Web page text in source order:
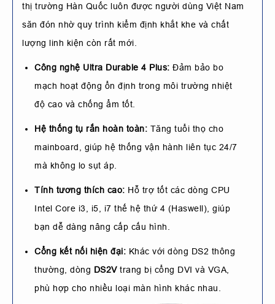
thị trường Hàn Quốc luôn được người dùng Việt Nam
săn đón nhờ quy trình kiểm định khắt khe và chất
lượng linh kiện còn rất mới.
Công nghệ Ultra Durable 4 Plus: Đảm bảo bo
mạch hoạt động ổn định trong môi trường nhiệt
độ cao và chống ẩm tốt.
Hệ thống tụ rắn hoàn toàn: Tăng tuổi thọ cho
mainboard, giúp hệ thống vận hành liên tục 24/7
mà không lo sụt áp.
Tính tương thích cao: Hỗ trợ tốt các dòng CPU
Intel Core i3, i5, i7 thế hệ thứ 4 (Haswell), giúp
bạn dễ dàng nâng cấp cấu hình.
Cổng kết nối hiện đại: Khác với dòng DS2 thông
thường, dòng DS2Vtrang bị cổng DVI và VGA,
phù hợp cho nhiều loại màn hình khác nhau.